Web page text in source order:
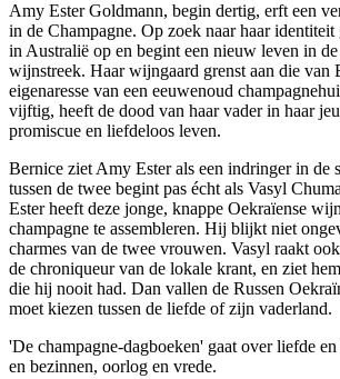
Amy Ester Goldmann, begin dertig, erft een
in de Champagne. Op zoek naar haar identiteit
in Australië op en begint een nieuw leven in
wijnstreek. Haar wijngaard grenst aan die van
eigenaresse van een eeuwenoud
vijftig, heeft de dood van haar vader in haar
promiscue en liefdeloos leven.
Bernice ziet Amy Ester als een indringer in de
tussen de twee begint pas écht als Vasyl
Ester heeft deze jonge, knappe Oekraïense
champagne te assembleren. Hij blijkt niet
charmes van de twee vrouwen. Vasyl raakt
de chroniqueur van de lokale krant, en ziet
die hij nooit had. Dan vallen de Russen
moet kiezen tussen de liefde of zijn vaderland.
'De champagne-dagboeken' gaat over liefde
en bezinnen, oorlog en vrede.